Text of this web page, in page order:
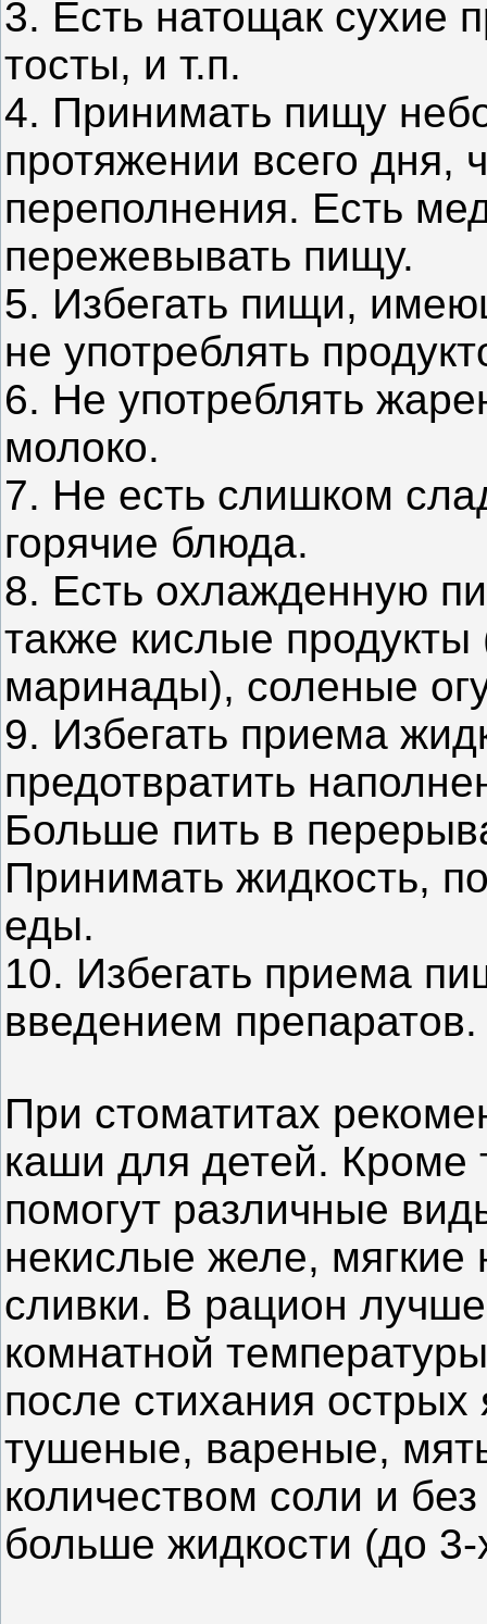
3. Есть натощак сухие
тосты, и т.п.
4. Принимать пищу
протяжении всего дня,
переполнения. Есть
пережевывать пищу.
5. Избегать пищи,
не употреблять
6. Не употреблять
молоко.
7. Не есть слишком
горячие блюда.
8. Есть охлажденную
также кислые
маринады), соленые
9. Избегать приема
предотвратить
Больше пить в
Принимать жидкость,
еды.
10. Избегать приема
введением препаратов.
При стоматитах
каши для детей. Кроме
помогут различные
некислые желе,
сливки. В рацион
комнатной
после стихания острых
тушеные, вареные,
количеством соли и
больше жидкости (до